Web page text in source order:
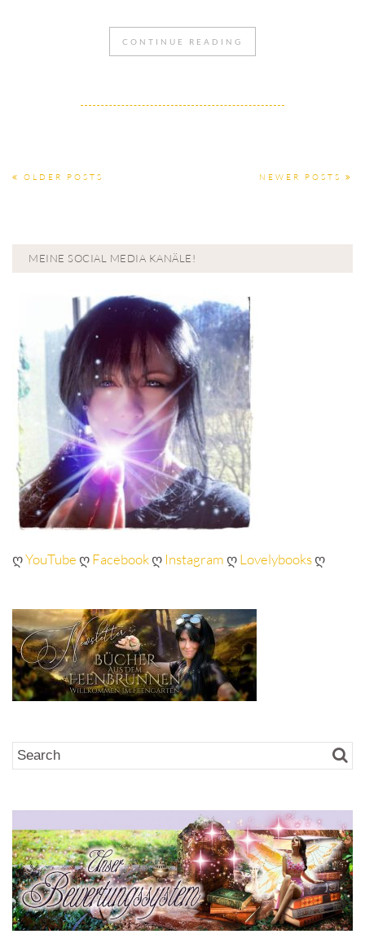
CONTINUE READING
OLDER POSTS NEWER POSTS
MEINE SOCIAL MEDIA KANÄLE!
ღYouTubeღFacebookღ InstagramღLovelybooksღ